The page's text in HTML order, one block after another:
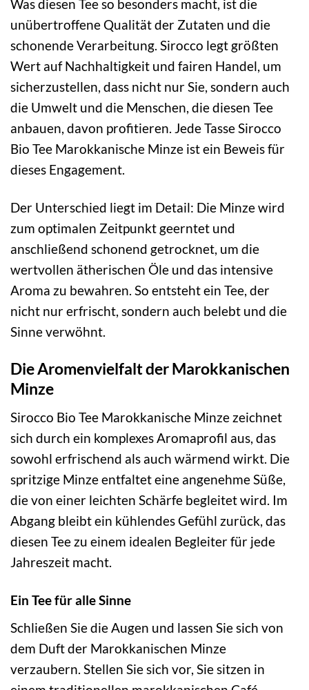
Was diesen Tee so besonders macht, ist die
unübertroffene Qualität der Zutaten und die
schonende Verarbeitung. Sirocco legt größten
Wert auf Nachhaltigkeit und fairen Handel, um
sicherzustellen, dass nicht nur Sie, sondern auch
die Umwelt und die Menschen, die diesen Tee
anbauen, davon profitieren. Jede Tasse Sirocco
Bio Tee Marokkanische Minze ist ein Beweis für
dieses Engagement.
Der Unterschied liegt im Detail: Die Minze wird
zum optimalen Zeitpunkt geerntet und
anschließend schonend getrocknet, um die
wertvollen ätherischen Öle und das intensive
Aroma zu bewahren. So entsteht ein Tee, der
nicht nur erfrischt, sondern auch belebt und die
Sinne verwöhnt.
Die Aromenvielfalt der Marokkanischen
Minze
Sirocco Bio Tee Marokkanische Minze zeichnet
sich durch ein komplexes Aromaprofil aus, das
sowohl erfrischend als auch wärmend wirkt. Die
spritzige Minze entfaltet eine angenehme Süße,
die von einer leichten Schärfe begleitet wird. Im
Abgang bleibt ein kühlendes Gefühl zurück, das
diesen Tee zu einem idealen Begleiter für jede
Jahreszeit macht.
Ein Tee für alle Sinne
Schließen Sie die Augen und lassen Sie sich von
dem Duft der Marokkanischen Minze
verzaubern. Stellen Sie sich vor, Sie sitzen in